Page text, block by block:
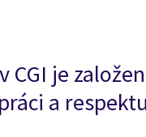
CGI je
a